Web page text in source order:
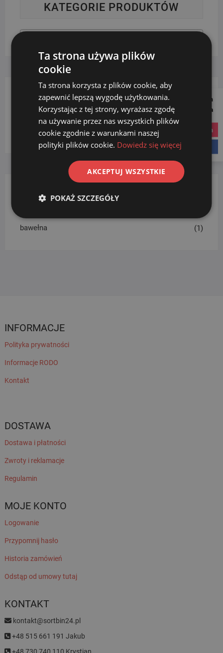
KATEGORIE PRODUKTÓW
FILTRUJ WG. DŁUGOŚCI
FILTRUJ WG. WKŁADU
bawełna (1)
INFORMACJE
Polityka prywatności
Informacje RODO
Kontakt
DOSTAWA
Dostawa i płatności
Zwroty i reklamacje
Regulamin
MOJE KONTO
Logowanie
Przypomnij hasło
Historia zamówień
Odstąp od umowy tutaj
KONTAKT
kontakt@sortbin24.pl
+48 515 661 191 Jakub
Follow us on
Social Media
instagram
Ta strona używa plików
cookie
Ta strona korzysta z plików cookie, aby
zapewnić lepszą wygodę użytkowania.
Korzystając z tej strony, wyrażasz zgodę
na używanie przez nas wszystkich plików
cookie zgodnie z warunkami naszej
polityki plików cookie. Dowiedz się więcej
AKCEPTUJ WSZYSTKIE
POKAŻ SZCZEGÓŁY